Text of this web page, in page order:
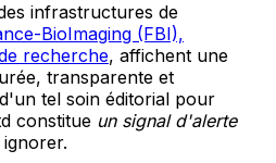
infrastructures de
BioImaging (FBI),
recherche, affichent une
transparente et
tel soin éditorial pour
constitue un signal d'alerte